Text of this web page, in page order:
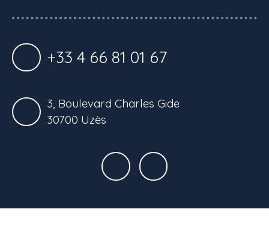
+33 4 66 81 01 67
3, Boulevard Charles Gide
30700 Uzès